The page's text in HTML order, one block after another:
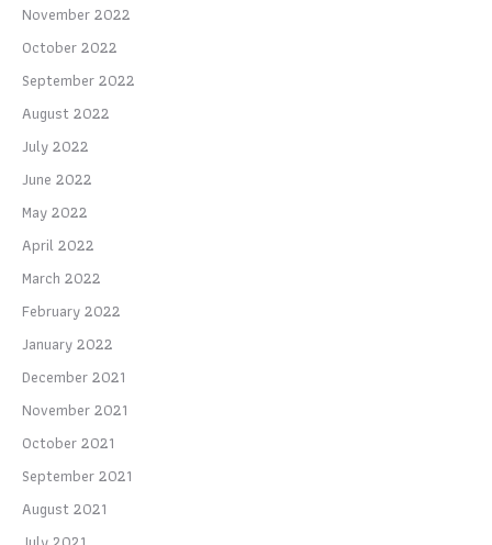
November 2022
October 2022
September 2022
August 2022
July 2022
June 2022
May 2022
April 2022
March 2022
February 2022
January 2022
December 2021
November 2021
October 2021
September 2021
August 2021